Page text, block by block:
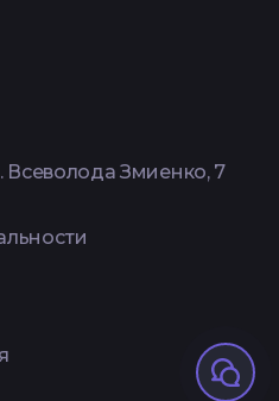
Всеволода Змиенко, 7